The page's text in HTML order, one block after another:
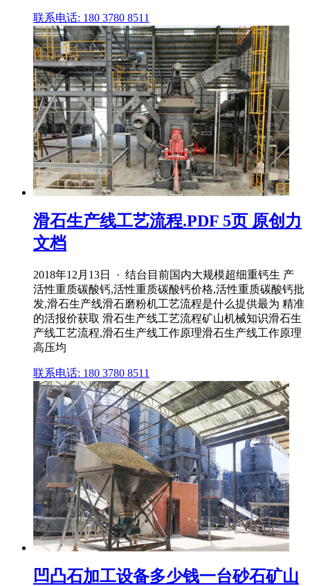
联系电话: 180 3780 8511
滑石生产线工艺流程.PDF 5页 原创力
文档
2018年12月13日 · 结台目前国内大规模超细重钙生 产
活性重质碳酸钙,活性重质碳酸钙价格,活性重质碳酸钙批
发,滑石生产线滑石磨粉机工艺流程是什么提供最为 精准
的活报价获取 滑石生产线工艺流程矿山机械知识滑石生
产线工艺流程,滑石生产线工作原理滑石生产线工作原理
高压均
联系电话: 180 3780 8511
凹凸石加工设备多少钱一台砂石矿山